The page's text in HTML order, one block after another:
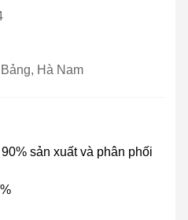
Hà Nam
sản xuất và phân phối